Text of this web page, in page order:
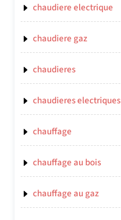
chaudiere electrique
chaudiere gaz
chaudieres
chaudieres electriques
chauffage
chauffage au bois
chauffage au gaz